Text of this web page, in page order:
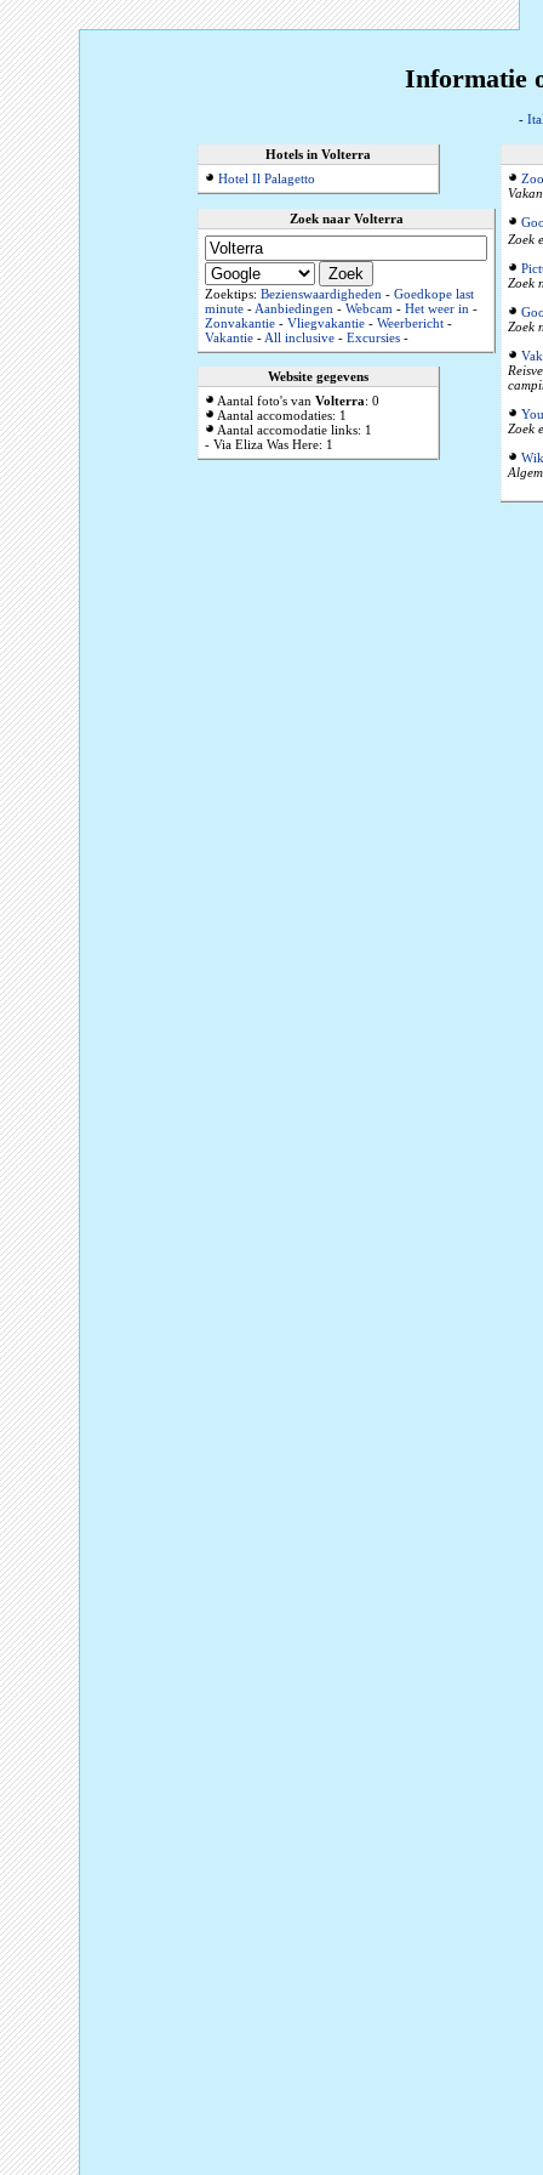
Informatie
-
Hotels in Volterra
Hotel Il Palagetto
Zoek naar Volterra
Zoektips: Bezienswaardigheden - Goedkope last
minute -Aanbiedingen - Webcam - Het weer in -
Zonvakantie - Vliegvakantie - Weerbericht -
Vakantie -All inclusive - Excursies -
Website gegevens
Aantal foto's van Volterra: 0
Aantal accomodaties: 1
Aantal accomodatie links: 1
- Via Eliza Was Here: 1
Zoek
Zoek
Zoek
Zoek